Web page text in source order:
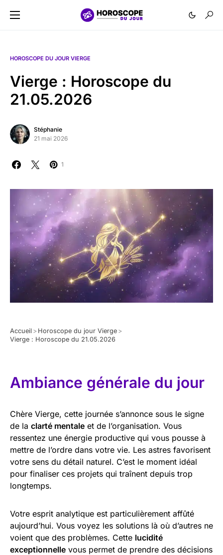
HOROSCOPE DU JOUR VIERGE
Vierge : Horoscope du
21.05.2026
Stéphanie
21 mai 2026
1
Accueil > Horoscope du jour Vierge >
Vierge : Horoscope du 21.05.2026
Ambiance générale du jour
Chère Vierge, cette journée s’annonce sous le signe
de la clarté mentale et de l’organisation. Vous
ressentez une énergie productive qui vous pousse à
mettre de l’ordre dans votre vie. Les astres favorisent
votre sens du détail naturel. C’est le moment idéal
pour finaliser ces projets qui traînent depuis trop
longtemps.
Votre esprit analytique est particulièrement affûté
aujourd’hui. Vous voyez les solutions là où d’autres ne
voient que des problèmes. Cette lucidité
exceptionnelle vous permet de prendre des décisions